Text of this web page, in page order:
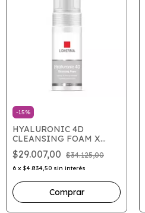
-15%
HYALURONIC 4D
CLEANSING FOAM X
145ML
$29.007,00 $34.125,00
6 x $4.834,50 sin interés